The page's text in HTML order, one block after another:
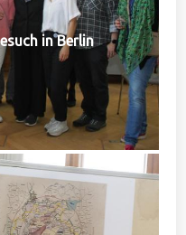
in Berlin